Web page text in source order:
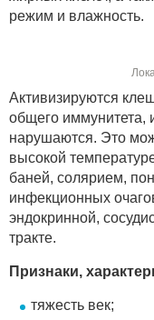
режим и влажность.
Активизируются
общего иммунитета,
нарушаются. Это
высокой
баней, солярием,
инфекционных
эндокринной,
тракте.
Признаки,
тяжесть век;